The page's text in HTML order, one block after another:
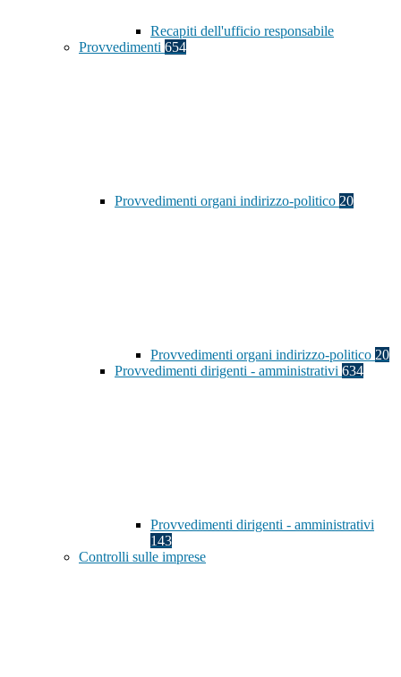
Recapiti dell'ufficio responsabile
Provvedimenti 654
Provvedimenti organi indirizzo-politico 20
Provvedimenti organi indirizzo-politico 20
Provvedimenti dirigenti - amministrativi 634
Provvedimenti dirigenti - amministrativi
143
Controlli sulle imprese